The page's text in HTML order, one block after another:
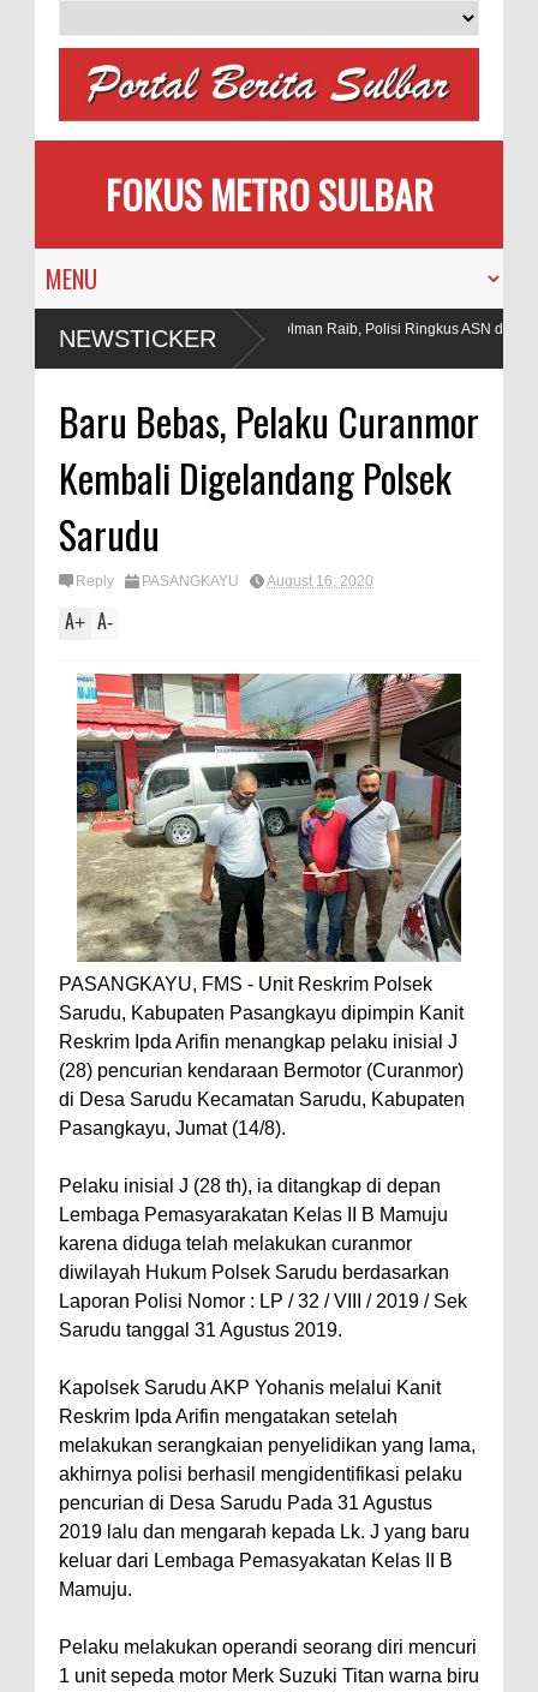
FOKUS METRO SULBAR
NEWSTICKER
Puluhan AC Kantor Bupati Polman Raib, Polisi Ringkus ASN dan
Penadah
Baru Bebas, Pelaku Curanmor
Kembali Digelandang Polsek
Sarudu
Reply PASANGKAYU August 16, 2020
A+ A-
PASANGKAYU, FMS - Unit Reskrim Polsek
Sarudu, Kabupaten Pasangkayu dipimpin Kanit
Reskrim Ipda Arifin menangkap pelaku inisial J
(28) pencurian kendaraan Bermotor (Curanmor)
di Desa Sarudu Kecamatan Sarudu, Kabupaten
Pasangkayu, Jumat (14/8).
Pelaku inisial J (28 th), ia ditangkap di depan
Lembaga Pemasyarakatan Kelas II B Mamuju
karena diduga telah melakukan curanmor
diwilayah Hukum Polsek Sarudu berdasarkan
Laporan Polisi Nomor : LP / 32 / VIII / 2019 / Sek
Sarudu tanggal 31 Agustus 2019.
Kapolsek Sarudu AKP Yohanis melalui Kanit
Reskrim Ipda Arifin mengatakan setelah
melakukan serangkaian penyelidikan yang lama,
akhirnya polisi berhasil mengidentifikasi pelaku
pencurian di Desa Sarudu Pada 31 Agustus
2019 lalu dan mengarah kepada Lk. J yang baru
keluar dari Lembaga Pemasyakatan Kelas II B
Mamuju.
Pelaku melakukan operandi seorang diri mencuri
1 unit sepeda motor Merk Suzuki Titan warna biru